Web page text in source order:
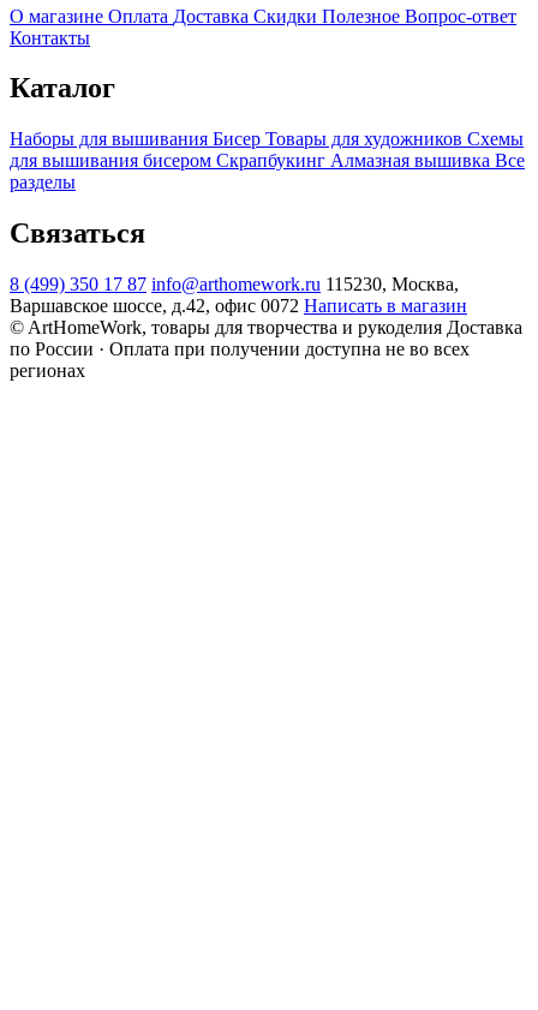
О магазине Оплата Доставка Скидки Полезное Вопрос-ответ
Контакты
Каталог
Наборы для вышивания Бисер Товары для художников Схемы
для вышивания бисером Скрапбукинг Алмазная вышивка Все
разделы
Связаться
8 (499) 350 17 87 info@arthomework.ru 115230, Москва,
Варшавское шоссе, д.42, офис 0072 Написать в магазин
© ArtHomeWork, товары для творчества и рукоделия Доставка
по России · Оплата при получении доступна не во всех
регионах